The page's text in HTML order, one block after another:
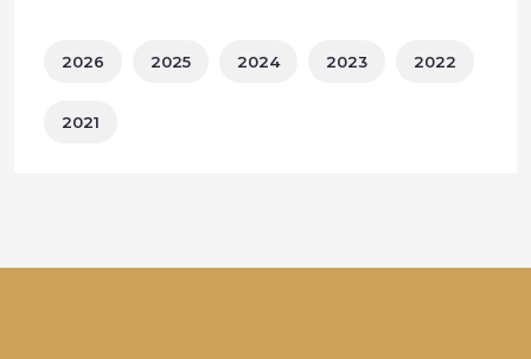
2026 2025 2024 2023 2022
2021